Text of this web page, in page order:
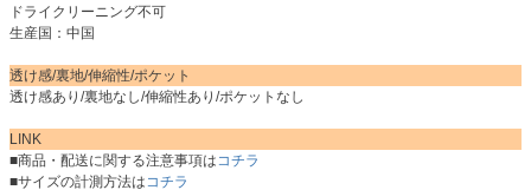
ドライクリーニング不可
生産国：中国
透け感/裏地/伸縮性/ポケット
透け感あり/裏地なし/伸縮性あり/ポケットなし
LINK
■商品・配送に関する注意事項はコチラ
■サイズの計測方法はコチラ